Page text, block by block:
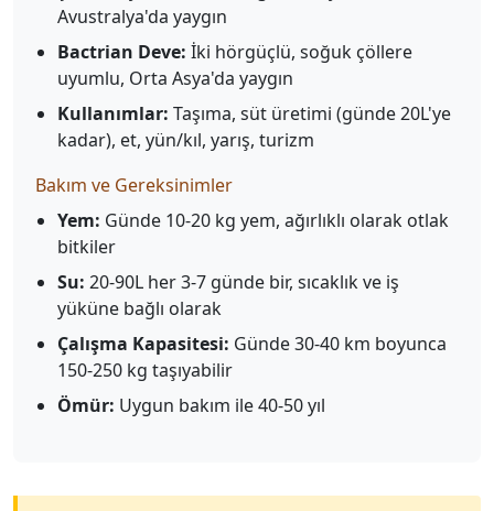
Avustralya'da yaygın
Bactrian Deve: İki hörgüçlü, soğuk çöllere
uyumlu, Orta Asya'da yaygın
Kullanımlar: Taşıma, süt üretimi (günde 20L'ye
kadar), et, yün/kıl, yarış, turizm
Bakım ve Gereksinimler
Yem: Günde 10-20 kg yem, ağırlıklı olarak otlak
bitkiler
Su: 20-90L her 3-7 günde bir, sıcaklık ve iş
yüküne bağlı olarak
Çalışma Kapasitesi: Günde 30-40 km boyunca
150-250 kg taşıyabilir
Ömür: Uygun bakım ile 40-50 yıl